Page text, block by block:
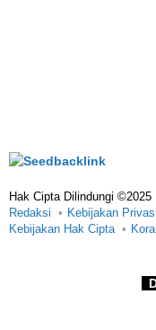
Hak Cipta Dilindungi ©2025
Redaksi
Kebijakan Privasi
Kebijakan Hak Cipta